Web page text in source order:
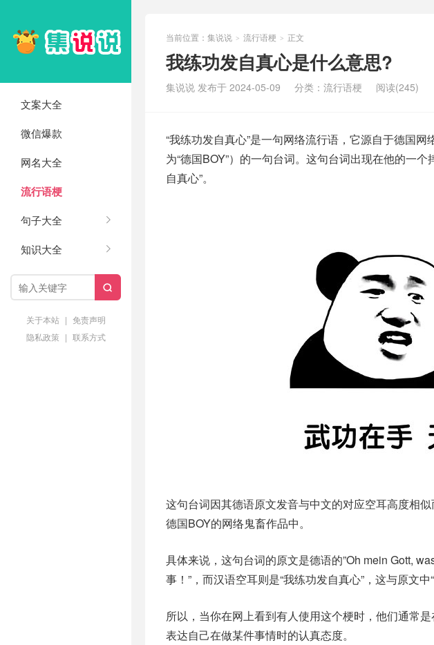
文案大全
微信爆款
网名大全
流行语梗
句子大全
知识大全

关于本站 | 免责声明
隐私政策 | 联系方式
当前位置： 集说说 > 流行语梗 > 正文
我练功发自真心是什么意思?
集说说 发布于 2024-05-09 分类： 流行语梗 阅读(245)
“我练功发自真心”是一句网络流行语，它源自于德国
为“德国BOY”）的一句台词。这句台词出现在他的一
自真心”。
这句台词因其德语原文发音与中文的对应空耳高度相
德国BOY的网络鬼畜作品中。
具体来说，这句台词的原文是德语的”Oh mein Gott,
事！”，而汉语空耳则是“我练功发自真心”，这与原文中
所以，当你在网上看到有人使用这个梗时，他们通常
表达自己在做某件事情时的认真态度。